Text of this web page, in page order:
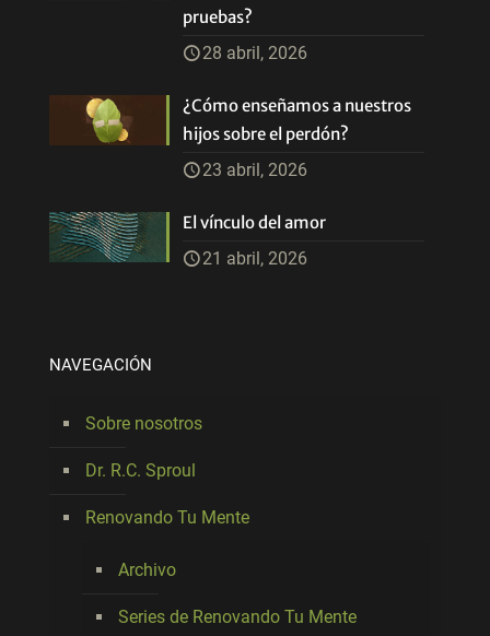
pruebas?
28 abril, 2026
¿Cómo enseñamos a nuestros
hijos sobre el perdón?
23 abril, 2026
El vínculo del amor
21 abril, 2026
NAVEGACIÓN
Sobre nosotros
Dr. R.C. Sproul
Renovando Tu Mente
Archivo
Series de Renovando Tu Mente